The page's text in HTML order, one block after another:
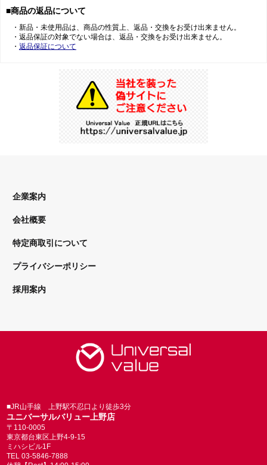
■商品の返品について
・新品・未使用品は、商品の性質上、返品・交換をお受け出来ません。
・返品保証の対象でない場合は、返品・交換をお受け出来ません。
・ 返品保証について
企業案内
会社概要
特定商取引について
プライバシーポリシー
採用案内
■JR山手線 上野駅不忍口より徒歩3分
ユニバーサルバリュー上野店
〒110-0005
東京都台東区上野4-9-15
ミハシビル1F
TEL 03-5846-7888